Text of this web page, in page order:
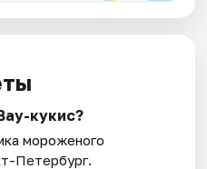
кукис?
мороженого
Петербург.